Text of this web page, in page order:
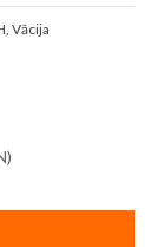
Vācija